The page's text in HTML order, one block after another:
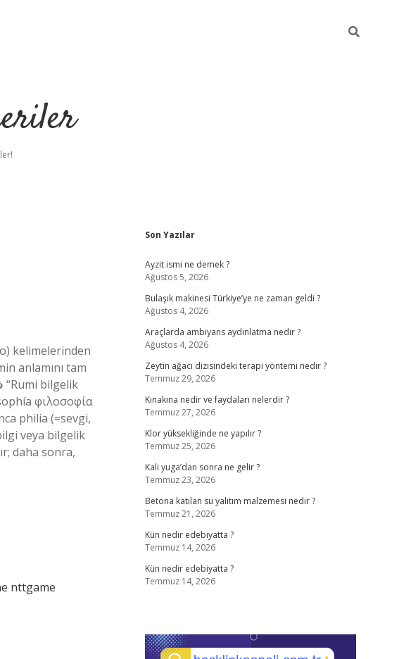
kelimelerinden
anlamını tam
φιλοσοφία
philia (=sevgi,
veya bilgelik
daha sonra,
nttgame
Sidebar
Son Yazılar
Ayzit ismi ne demek ?
Ağustos 5, 2026
Bulaşık makinesi Türkiye’ye ne zaman geldi ?
Ağustos 4, 2026
Araçlarda ambiyans aydınlatma nedir ?
Ağustos 4, 2026
Zeytin ağacı dizisindeki terapi yöntemi nedir ?
Temmuz 29, 2026
Kınakına nedir ve faydaları nelerdir ?
Temmuz 27, 2026
Klor yüksekliğinde ne yapılır ?
Temmuz 25, 2026
Kali yuga’dan sonra ne gelir ?
Temmuz 23, 2026
Betona katılan su yalıtım malzemesi nedir ?
Temmuz 21, 2026
Kün nedir edebiyatta ?
Temmuz 14, 2026
Kün nedir edebiyatta ?
Temmuz 14, 2026